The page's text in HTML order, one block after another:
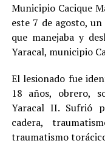
Municipio Cacique
este 7 de agosto,
que manejaba y
Yaracal, municipio
El lesionado fue
18 años, obrero,
Yaracal II. Sufrió
cadera,
traumatismo